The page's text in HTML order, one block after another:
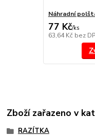
Náhradní
77 Kč/ks
63,64 Kč bez
Zboží zařazeno v
RAZÍTKA